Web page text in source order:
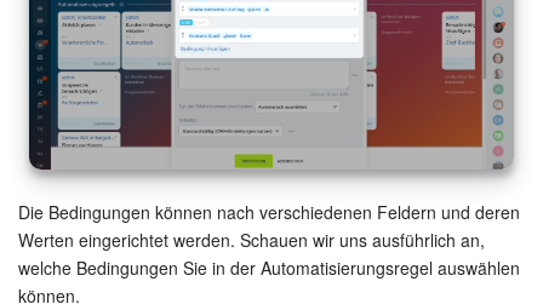
Die Bedingungen können nach verschiedenen Feldern und deren
Werten eingerichtet werden. Schauen wir uns ausführlich an,
welche Bedingungen Sie in der Automatisierungsregel auswählen
können.